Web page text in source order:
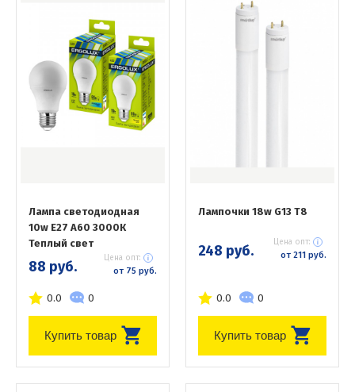
Лампа светодиодная
10w Е27 A60 3000К
Теплый свет
88 руб. Цена опт:
от 75 руб.
0.0 0
Купить товар
Лампочки 18w G13 T8
248 руб. Цена опт:
от 211 руб.
0.0 0
Купить товар